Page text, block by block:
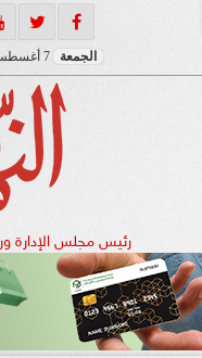
الجمعة 7 أغسطس 2026
رئيس مجلس الإدارة